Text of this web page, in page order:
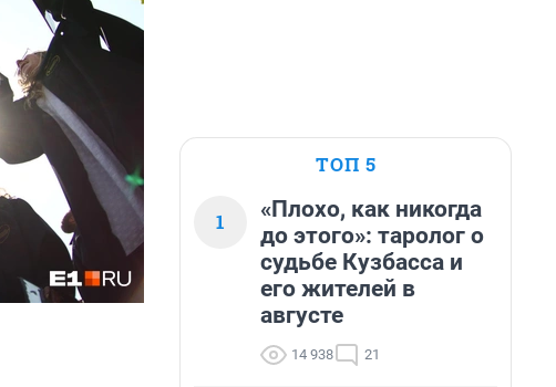
ТОП 5
1
«Плохо, как никогда
до этого»: таролог о
судьбе Кузбасса и
его жителей в
августе
14 938 21